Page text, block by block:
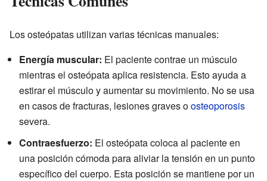
Los osteópatas utilizan varias técnicas manuales:
Energía muscular: El paciente contrae un músculo
mientras el osteópata aplica resistencia. Esto ayuda a
estirar el músculo y aumentar su movimiento. No se usa
en casos de fracturas, lesiones graves oosteoporosis
severa.
Contraesfuerzo: El osteópata coloca al paciente en
una posición cómoda para aliviar la tensión en un punto
específico del cuerpo. Esta posición se mantiene por un